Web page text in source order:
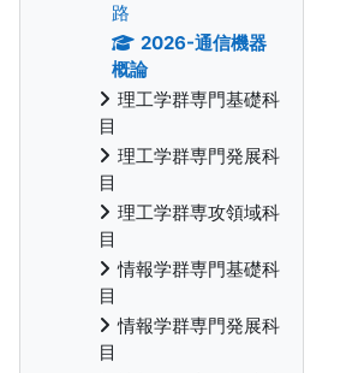
路
2026-通信機器
概論
理工学群専門基礎科
目
理工学群専門発展科
目
理工学群専攻領域科
目
情報学群専門基礎科
目
情報学群専門発展科
目